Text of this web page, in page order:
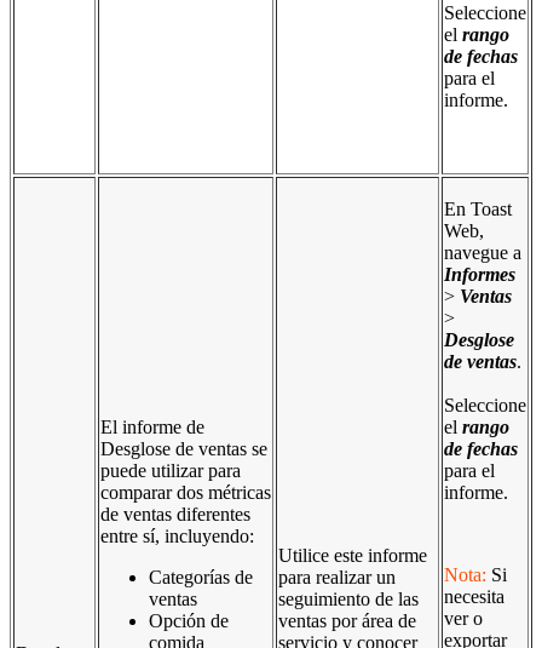
Seleccione
el rango
de fechas
para el
informe.
El informe de
Desglose de ventas se
puede utilizar para
comparar dos métricas
de ventas diferentes
entre sí, incluyendo:
Categorías de
ventas
Opción de
comida
Utilice este informe
para realizar un
seguimiento de las
ventas por área de
servicio y conocer
En Toast
Web,
navegue a
Informes
> Ventas
>
Desglose
de ventas.
Seleccione
el rango
de fechas
para el
informe.
Nota: Si
necesita
ver o
exportar